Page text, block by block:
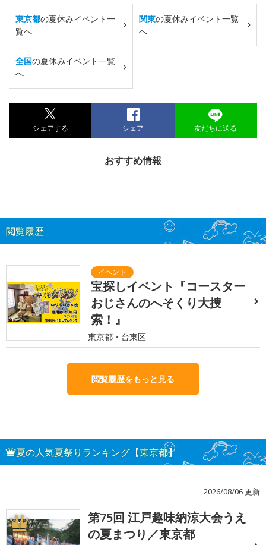
東京都の夏休みイベント一
覧へ
関東の夏休みイベント一覧
へ
全国の夏休みイベント一覧
へ
シェアする シェア 友だちに送る
おすすめ情報
閲覧履歴
宝探しイベント『コースター
おじさんのへそくり大捜
索！』
東京都・台東区
閲覧履歴をもっと見る
夏の人気夏祭りランキング【東京都】
2026/08/06 更新
1
第75回 江戸趣味納涼大会うえ
の夏まつり／東京都